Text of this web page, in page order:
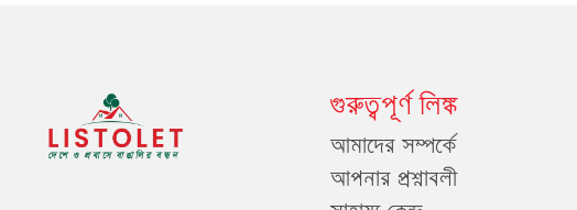
গুরুত্বপূর্ণ লিঙ্ক
আমাদের সম্পর্কে
আপনার প্রশ্নাবলী